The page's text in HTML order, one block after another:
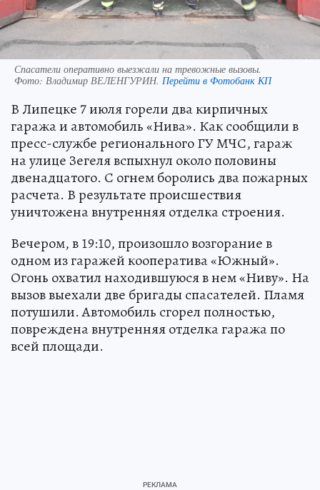
Спасатели оперативно выезжали на тревожные вызовы.
Фото: Владимир ВЕЛЕНГУРИН. Перейти в Фотобанк КП
В Липецке 7 июля горели два кирпичных
гаража и автомобиль «Нива». Как сообщили в
пресс-службе регионального ГУ МЧС, гараж
на улице Зегеля вспыхнул около половины
двенадцатого. С огнем боролись два пожарных
расчета. В результате происшествия
уничтожена внутренняя отделка строения.
Вечером, в 19:10, произошло возгорание в
одном из гаражей кооператива «Южный».
Огонь охватил находившуюся в нем «Ниву». На
вызов выехали две бригады спасателей. Пламя
потушили. Автомобиль сгорел полностью,
повреждена внутренняя отделка гаража по
всей площади.